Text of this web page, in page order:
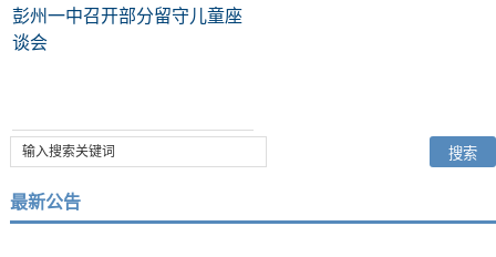
州一中召开部分留守儿童座谈
会
最新公告